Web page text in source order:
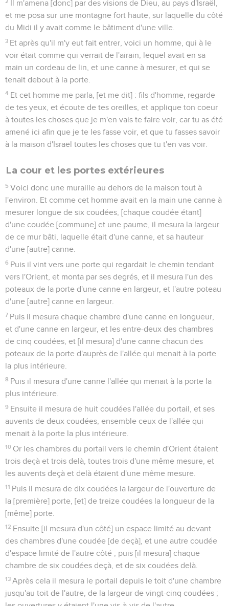
Il m'amena [donc] par des visions de Dieu, au pays d'Israël,
et me posa sur une montagne fort haute, sur laquelle du côté
du Midi il y avait comme le bâtiment d'une ville.
3 Et après qu'il m'y eut fait entrer, voici un homme, qui à le
voir était comme qui verrait de l'airain, lequel avait en sa
main un cordeau de lin, et une canne à mesurer, et qui se
tenait debout à la porte.
4 Et cet homme me parla, [et me dit] : fils d'homme, regarde
de tes yeux, et écoute de tes oreilles, et applique ton coeur
à toutes les choses que je m'en vais te faire voir, car tu as été
amené ici afin que je te les fasse voir, et que tu fasses savoir
à la maison d'Israël toutes les choses que tu t'en vas voir.
La cour et les portes extérieures
5 Voici donc une muraille au dehors de la maison tout à
l'environ. Et comme cet homme avait en la main une canne à
mesurer longue de six coudées, [chaque coudée étant]
d'une coudée [commune] et une paume, il mesura la largeur
de ce mur bâti, laquelle était d'une canne, et sa hauteur
d'une [autre] canne.
6 Puis il vint vers une porte qui regardait le chemin tendant
vers l'Orient, et monta par ses degrés, et il mesura l'un des
poteaux de la porte d'une canne en largeur, et l'autre poteau
d'une [autre] canne en largeur.
7 Puis il mesura chaque chambre d'une canne en longueur,
et d'une canne en largeur, et les entre-deux des chambres
de cinq coudées, et [il mesura] d'une canne chacun des
poteaux de la porte d'auprès de l'allée qui menait à la porte
la plus intérieure.
8 Puis il mesura d'une canne l'allée qui menait à la porte la
plus intérieure.
9 Ensuite il mesura de huit coudées l'allée du portail, et ses
auvents de deux coudées, ensemble ceux de l'allée qui
menait à la porte la plus intérieure.
10 Or les chambres du portail vers le chemin d'Orient étaient
trois deçà et trois delà, toutes trois d'une même mesure, et
les auvents deçà et delà étaient d'une même mesure.
11 Puis il mesura de dix coudées la largeur de l'ouverture de
la [première] porte, [et] de treize coudées la longueur de la
[même] porte.
12 Ensuite [il mesura d'un côté] un espace limité au devant
des chambres d'une coudée [de deçà], et une autre coudée
d'espace limité de l'autre côté ; puis [il mesura] chaque
chambre de six coudées deçà, et de six coudées delà.
13 Après cela il mesura le portail depuis le toit d'une chambre
jusqu'au toit de l'autre, de la largeur de vingt-cinq coudées ;